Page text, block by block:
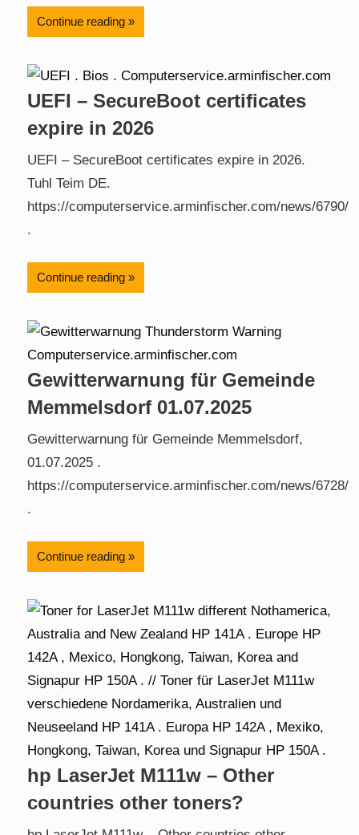
Continue reading
UEFI – SecureBoot certificates
expire in 2026
UEFI – SecureBoot certificates expire in 2026.
Tuhl Teim DE.
https://computerservice.arminfischer.com/news/6790/
.
Continue reading
Gewitterwarnung für Gemeinde
Memmelsdorf 01.07.2025
Gewitterwarnung für Gemeinde Memmelsdorf,
01.07.2025 .
https://computerservice.arminfischer.com/news/6728/
.
Continue reading
hp LaserJet M111w – Other
countries other toners?